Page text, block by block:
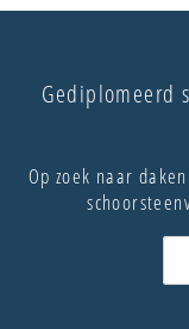
Gediplomeerd
Op zoek naar